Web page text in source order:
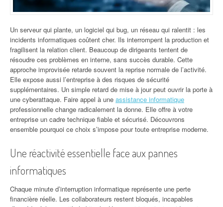
Un serveur qui plante, un logiciel qui bug, un réseau qui ralentit : les
incidents informatiques coûtent cher. Ils interrompent la production et
fragilisent la relation client. Beaucoup de dirigeants tentent de
résoudre ces problèmes en interne, sans succès durable. Cette
approche improvisée retarde souvent la reprise normale de l’activité.
Elle expose aussi l’entreprise à des risques de sécurité
supplémentaires. Un simple retard de mise à jour peut ouvrir la porte à
une cyberattaque. Faire appel à une assistance informatique
professionnelle change radicalement la donne. Elle offre à votre
entreprise un cadre technique fiable et sécurisé. Découvrons
ensemble pourquoi ce choix s’impose pour toute entreprise moderne.
Une réactivité essentielle face aux pannes
informatiques
Chaque minute d’interruption informatique représente une perte
financière réelle. Les collaborateurs restent bloqués, incapables